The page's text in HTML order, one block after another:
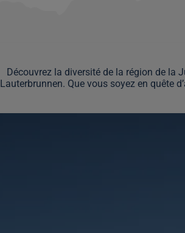
Découvrez la diversité de la région de la
Lauterbrunnen. Que vous soyez en quête